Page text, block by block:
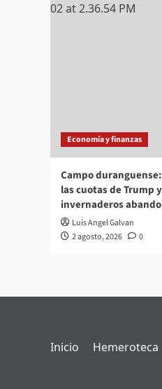
Economía y finanzas
Campo
las cuotas de Trump
invernaderos
Luis Angel Galvan
2 agosto, 2026
0
Inicio Hemeroteca